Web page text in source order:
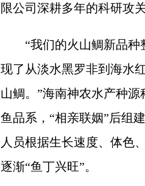
限公司深耕多年的科研攻关
“我们的火山鲷新品种
现了从淡水黑罗非到海水
山鲷。”海南神农水产种
鱼品系，“相亲联姻”后组
人员根据生长速度、体色
逐渐“鱼丁兴旺”。